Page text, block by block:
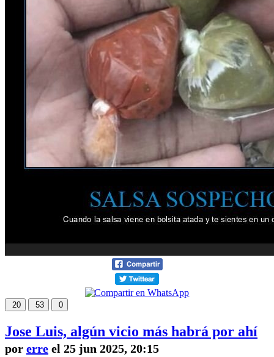
20 53 0
Jose Luis, algún vicio más habrá por ahí
por erre el 25 jun 2025, 20:15